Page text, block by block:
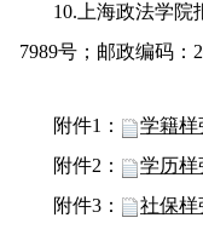
10.上海政法学院
7989号 ； 邮政编码：
附件1：
学籍样
附件2：
学历样
附件3 ：
社保样